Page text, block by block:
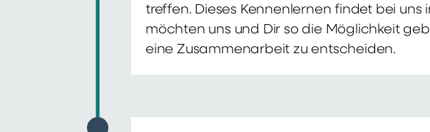
treffen. Dieses Kennenlernen findet bei
möchten uns und Dir so die Möglichkeit
eine Zusammenarbeit zu entscheiden.